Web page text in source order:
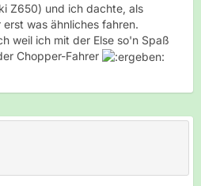
Z650) und ich dachte, als
was ähnliches fahren.
weil ich mit der Else so'n Spaß
Chopper-Fahrer